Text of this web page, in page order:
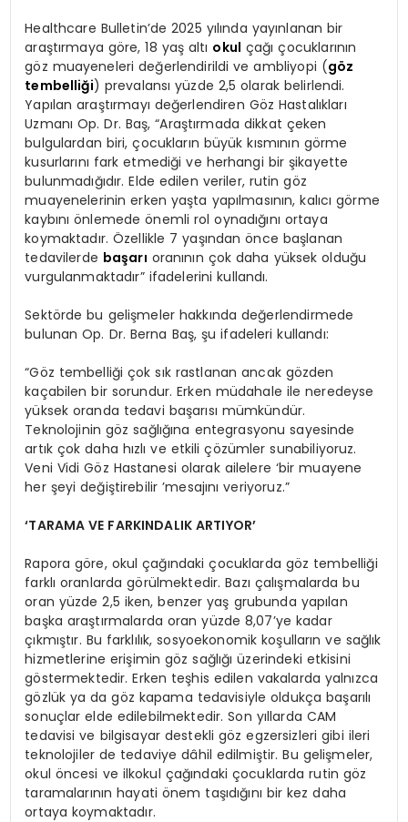
Healthcare Bulletin’de 2025 yılında yayınlanan bir
araştırmaya göre, 18 yaş altı okul çağı çocuklarının
göz muayeneleri değerlendirildi ve ambliyopi (göz
tembelliği) prevalansı yüzde 2,5 olarak belirlendi.
Yapılan araştırmayı değerlendiren Göz Hastalıkları
Uzmanı Op. Dr. Baş, “Araştırmada dikkat çeken
bulgulardan biri, çocukların büyük kısmının görme
kusurlarını fark etmediği ve herhangi bir şikayette
bulunmadığıdır. Elde edilen veriler, rutin göz
muayenelerinin erken yaşta yapılmasının, kalıcı görme
kaybını önlemede önemli rol oynadığını ortaya
koymaktadır. Özellikle 7 yaşından önce başlanan
tedavilerde başarı oranının çok daha yüksek olduğu
vurgulanmaktadır” ifadelerini kullandı.
Sektörde bu gelişmeler hakkında değerlendirmede
bulunan Op. Dr. Berna Baş, şu ifadeleri kullandı:
“Göz tembelliği çok sık rastlanan ancak gözden
kaçabilen bir sorundur. Erken müdahale ile neredeyse
yüksek oranda tedavi başarısı mümkündür.
Teknolojinin göz sağlığına entegrasyonu sayesinde
artık çok daha hızlı ve etkili çözümler sunabiliyoruz.
Veni Vidi Göz Hastanesi olarak ailelere ‘bir muayene
her şeyi değiştirebilir ’mesajını veriyoruz.”
‘TARAMA VE FARKINDALIK ARTIYOR’
Rapora göre, okul çağındaki çocuklarda göz tembelliği
farklı oranlarda görülmektedir. Bazı çalışmalarda bu
oran yüzde 2,5 iken, benzer yaş grubunda yapılan
başka araştırmalarda oran yüzde 8,07’ye kadar
çıkmıştır. Bu farklılık, sosyoekonomik koşulların ve sağlık
hizmetlerine erişimin göz sağlığı üzerindeki etkisini
göstermektedir. Erken teşhis edilen vakalarda yalnızca
gözlük ya da göz kapama tedavisiyle oldukça başarılı
sonuçlar elde edilebilmektedir. Son yıllarda CAM
tedavisi ve bilgisayar destekli göz egzersizleri gibi ileri
teknolojiler de tedaviye dâhil edilmiştir. Bu gelişmeler,
okul öncesi ve ilkokul çağındaki çocuklarda rutin göz
taramalarının hayati önem taşıdığını bir kez daha
ortaya koymaktadır.